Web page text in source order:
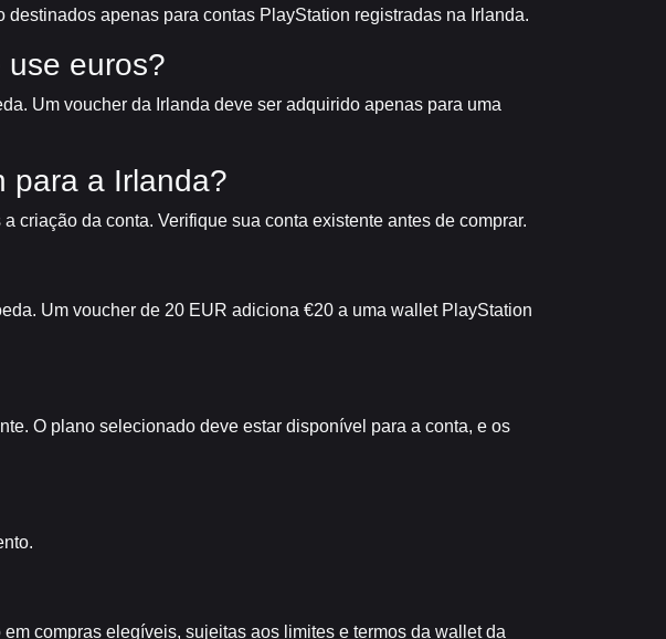
apenas para contas PlayStation registradas na Irlanda.
euros?
Um voucher da Irlanda deve ser adquirido apenas para uma
para a Irlanda?
criação da conta. Verifique sua conta existente antes de comprar.
Um voucher de 20 EUR adiciona €20 a uma wallet PlayStation
O plano selecionado deve estar disponível para a conta, e os
compras elegíveis, sujeitas aos limites e termos da wallet da